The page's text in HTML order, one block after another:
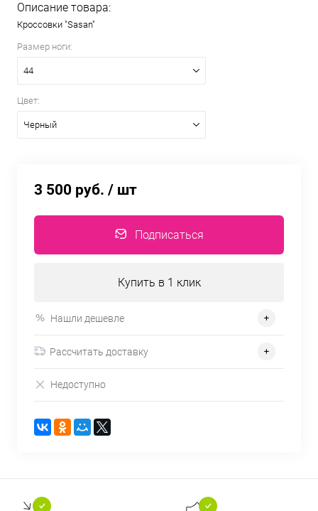
Описание товара:
Кроссовки "Sasan"
Размер ноги:
44
Цвет:
Черный
3 500 руб. / шт
Подписаться
Купить в 1 клик
Нашли дешевле
Рассчитать доставку
Недоступно